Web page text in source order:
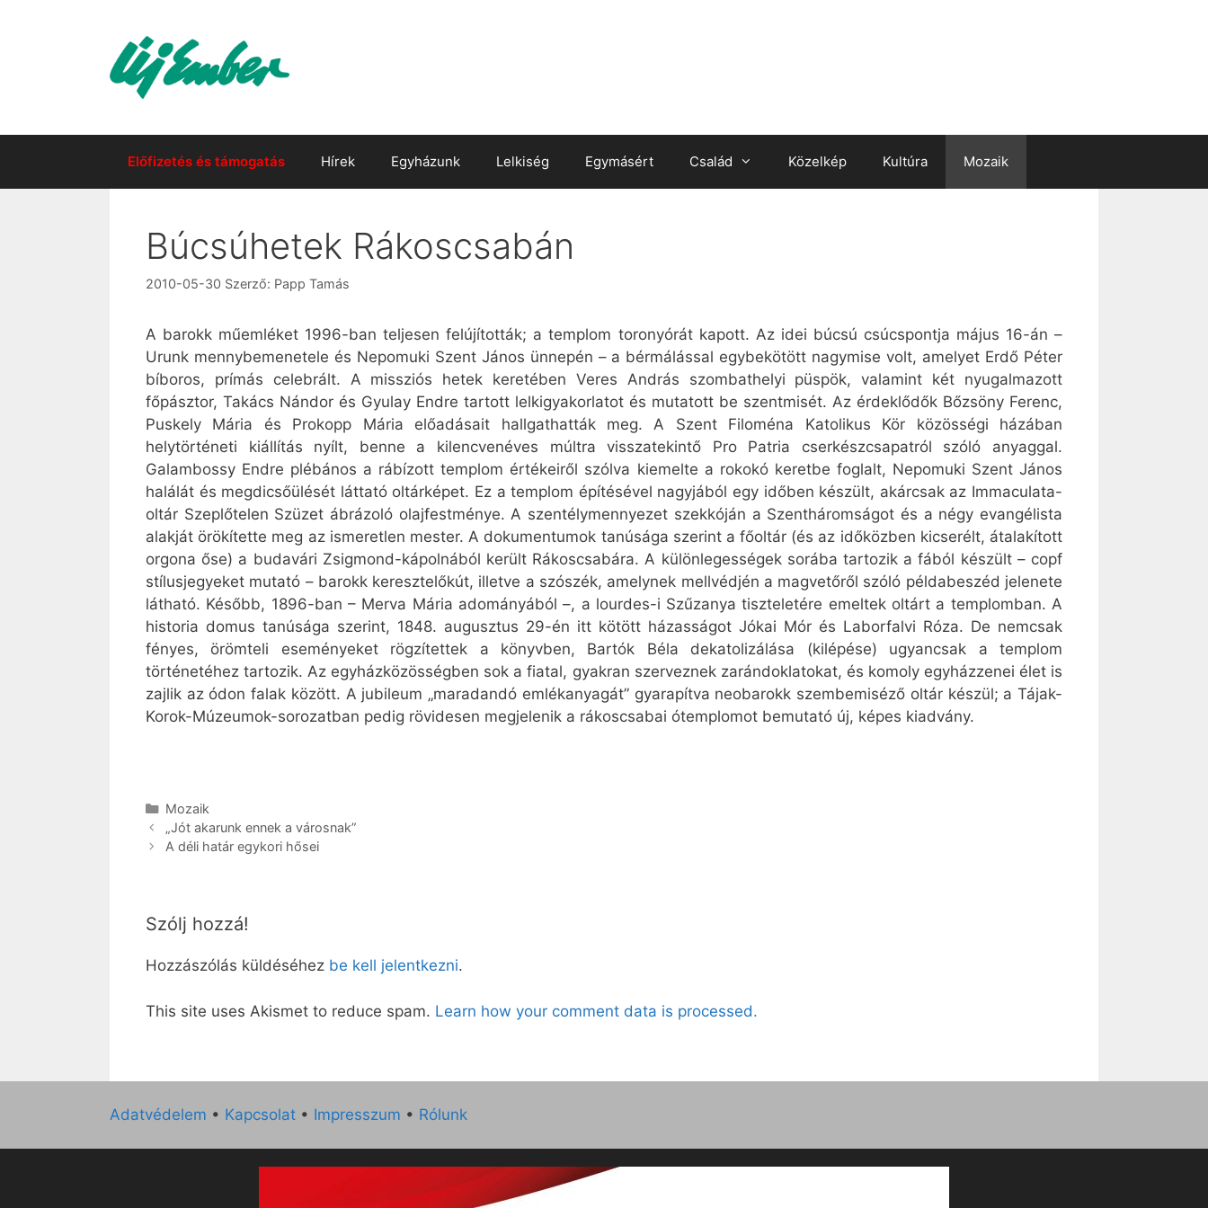
Előfizetés és támogatás Hírek Egyházunk Lelkiség Egymásért Család Közelkép Kultúra Mozaik
Búcsúhetek Rákoscsabán
2010-05-30 Szerző: Papp Tamás
A barokk műemléket 1996-ban teljesen felújították; a templom toronyórát kapott. Az idei búcsú csúcspontja május 16-án –
Urunk mennybemenetele és Nepomuki Szent János ünnepén – a bérmálással egybekötött nagymise volt, amelyet Erdő Péter
bíboros, prímás celebrált. A missziós hetek keretében Veres András szombathelyi püspök, valamint két nyugalmazott
főpásztor, Takács Nándor és Gyulay Endre tartott lelkigyakorlatot és mutatott be szentmisét. Az érdeklődők Bőzsöny Ferenc,
Puskely Mária és Prokopp Mária előadásait hallgathatták meg. A Szent Filoména Katolikus Kör közösségi házában
helytörténeti kiállítás nyílt, benne a kilencvenéves múltra visszatekintő Pro Patria cserkészcsapatról szóló anyaggal.
Galambossy Endre plébános a rábízott templom értékeiről szólva kiemelte a rokokó keretbe foglalt, Nepomuki Szent János
halálát és megdicsőülését láttató oltárképet. Ez a templom építésével nagyjából egy időben készült, akárcsak az Immaculata-
oltár Szeplőtelen Szüzet ábrázoló olajfestménye. A szentélymennyezet szekkóján a Szentháromságot és a négy evangélista
alakját örökítette meg az ismeretlen mester. A dokumentumok tanúsága szerint a főoltár (és az időközben kicserélt, átalakított
orgona őse) a budavári Zsigmond-kápolnából került Rákoscsabára. A különlegességek sorába tartozik a fából készült – copf
stílusjegyeket mutató – barokk keresztelőkút, illetve a szószék, amelynek mellvédjén a magvetőről szóló példabeszéd jelenete
látható. Később, 1896-ban – Merva Mária adományából –, a lourdes-i Szűzanya tiszteletére emeltek oltárt a templomban. A
historia domus tanúsága szerint, 1848. augusztus 29-én itt kötött házasságot Jókai Mór és Laborfalvi Róza. De nemcsak
fényes, örömteli eseményeket rögzítettek a könyvben, Bartók Béla dekatolizálása (kilépése) ugyancsak a templom
történetéhez tartozik. Az egyházközösségben sok a fiatal, gyakran szerveznek zarándoklatokat, és komoly egyházzenei élet is
zajlik az ódon falak között. A jubileum „maradandó emlékanyagát” gyarapítva neobarokk szembemiséző oltár készül; a Tájak-
Korok-Múzeumok-sorozatban pedig rövidesen megjelenik a rákoscsabai ótemplomot bemutató új, képes kiadvány.
Kategória
Mozaik
„Jót akarunk ennek a városnak”
A déli határ egykori hősei
Szólj hozzá!
Hozzászólás küldéséhez be kell jelentkezni.
This site uses Akismet to reduce spam. Learn how your comment data is processed.
Adatvédelem • Kapcsolat • Impresszum • Rólunk